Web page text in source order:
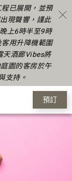
預訂
已展開，並預
現聲響，謹此
晚上6時半至9時
用升降機範圍
天酒廊Vibes將
園的客房於午
支持。